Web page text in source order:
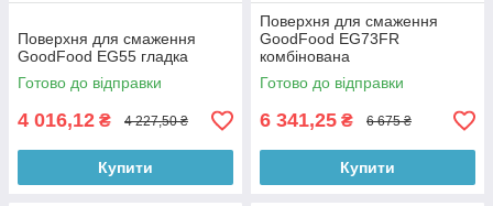
Поверхня для смаження
GoodFood EG55 гладка
Готово до відправки
4 016,12 ₴ 4 227,50 ₴
Купити
Поверхня для смаження
GoodFood EG73FR
комбінована
Готово до відправки
6 341,25 ₴ 6 675 ₴
Купити